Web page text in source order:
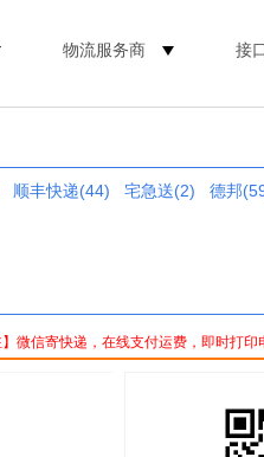
物流服务商 接
顺丰快递(44) 宅急送(2) 德邦
】微信寄快递，在线支付运费，即时打